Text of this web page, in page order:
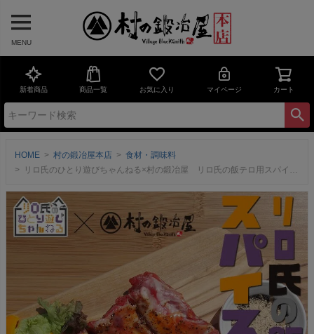
MENU
新着商品 商品一覧 お気に入り マイページ カート
HOME 村の鍛冶屋本店
食材・調味料
リロ氏のひとり遊びちゃんねる×村の鍛冶屋 リロ氏の飯テロ用スパイス 95g LIS-001 リロ氏監修の万能スパイス！